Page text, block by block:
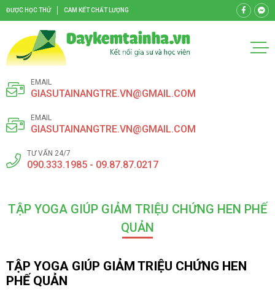
ĐƯỢC HỌC THỬ CAM KẾT CHẤT LƯỢNG
EMAIL
GIASUTAINANGTRE.VN@GMAIL.COM
EMAIL
GIASUTAINANGTRE.VN@GMAIL.COM
TƯ VẤN 24/7
090.333.1985 - 09.87.87.0217
TẬP YOGA GIÚP GIẢM TRIỆU CHỨNG HEN PHẾ
QUẢN
TẬP YOGA GIÚP GIẢM TRIỆU CHỨNG HEN
PHẾ QUẢN